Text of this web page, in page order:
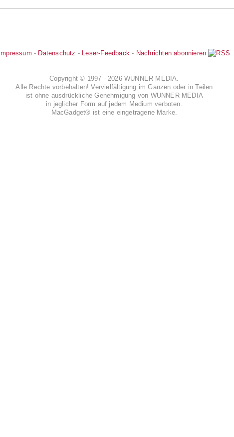
Impressum - Datenschutz - Leser-Feedback - Nachrichten abonnieren
Copyright © 1997 - 2026 WUNNER MEDIA.
Alle Rechte vorbehalten! Vervielfältigung im Ganzen oder in Teilen
ist ohne ausdrückliche Genehmigung von WUNNER MEDIA
in jeglicher Form auf jedem Medium verboten.
MacGadget® ist eine eingetragene Marke.